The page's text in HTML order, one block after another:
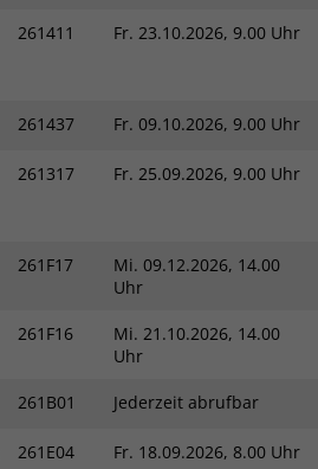
261411 Fr. 23.10.2026, 9.00 Uhr
261437 Fr. 09.10.2026, 9.00 Uhr
261317 Fr. 25.09.2026, 9.00 Uhr
261F17 Mi. 09.12.2026, 14.00
Uhr
261F16 Mi. 21.10.2026, 14.00
Uhr
261B01 Jederzeit abrufbar
261E04 Fr. 18.09.2026, 8.00 Uhr